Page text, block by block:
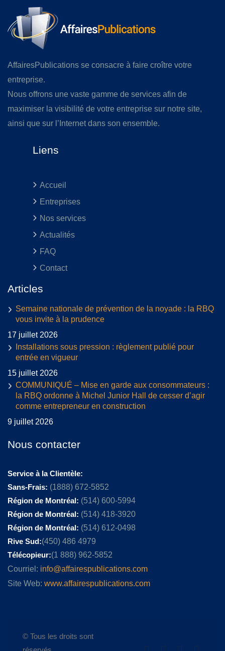
AffairesPublications se consacre à faire croître votre
entreprise.
Nous offrons une vaste gamme de services afin de
maximiser la visibilité de votre entreprise sur notre site,
ainsi que sur l’Internet dans son ensemble.
Liens
Accueil
Entreprises
Nos services
Actualités
FAQ
Contact
Articles
Semaine nationale de prévention de la noyade : la RBQ
vous invite à la prudence
17 juillet 2026
Installations sous pression : règlement publié pour
entrée en vigueur
15 juillet 2026
COMMUNIQUÉ – Mise en garde aux consommateurs :
la RBQ ordonne à Michel Junior Hall de cesser d’agir
comme entrepreneur en construction
9 juillet 2026
Nous contacter
Service à la Clientèle:
Sans-Frais: (1888) 672-5852
Région de Montréal: (514) 600-5994
Région de Montréal: (514) 418-3920
Région de Montréal: (514) 612-0498
Rive Sud:(450) 486 4979
Télécopieur:(1 888) 962-5852
Courriel: info@affairespublications.com
Site Web: www.affairespublications.com
© Tous les droits sont